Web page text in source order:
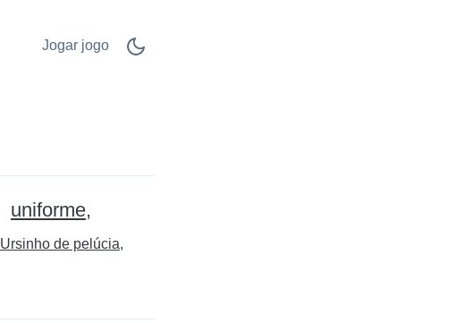
Jogar jogo
uniforme
Ursinho de pelúcia